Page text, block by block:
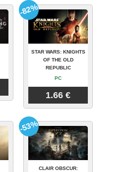
STAR WARS: KNIGHTS
OF THE OLD
REPUBLIC
PC
1.66 €
-82%
CLAIR OBSCUR:
-53%